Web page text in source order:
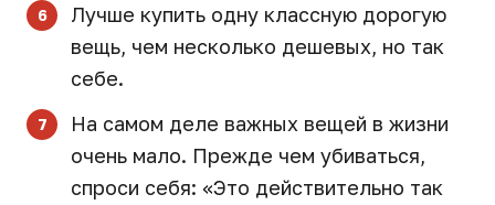
Лучше купить одну классную дорогую
вещь, чем несколько дешевых, но так
себе.
На самом деле важных вещей в жизни
очень мало. Прежде чем убиваться,
спроси себя: «Это действительно так